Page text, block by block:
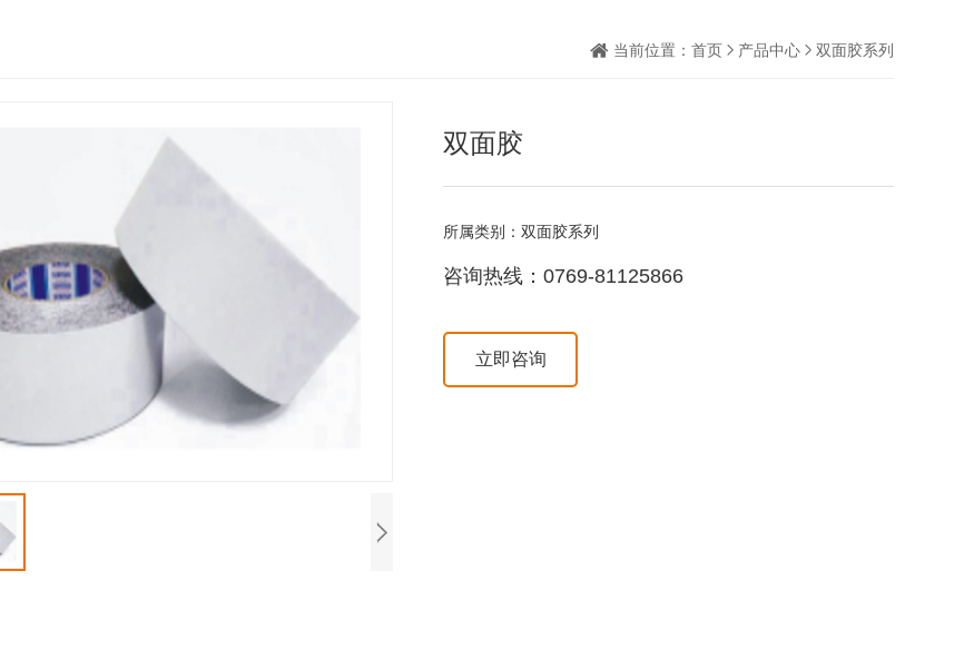
当前位置： 首页 产品中心 双面胶系列
双面胶
所属类别：双面胶系列
咨询热线：0769-81125866
立即咨询